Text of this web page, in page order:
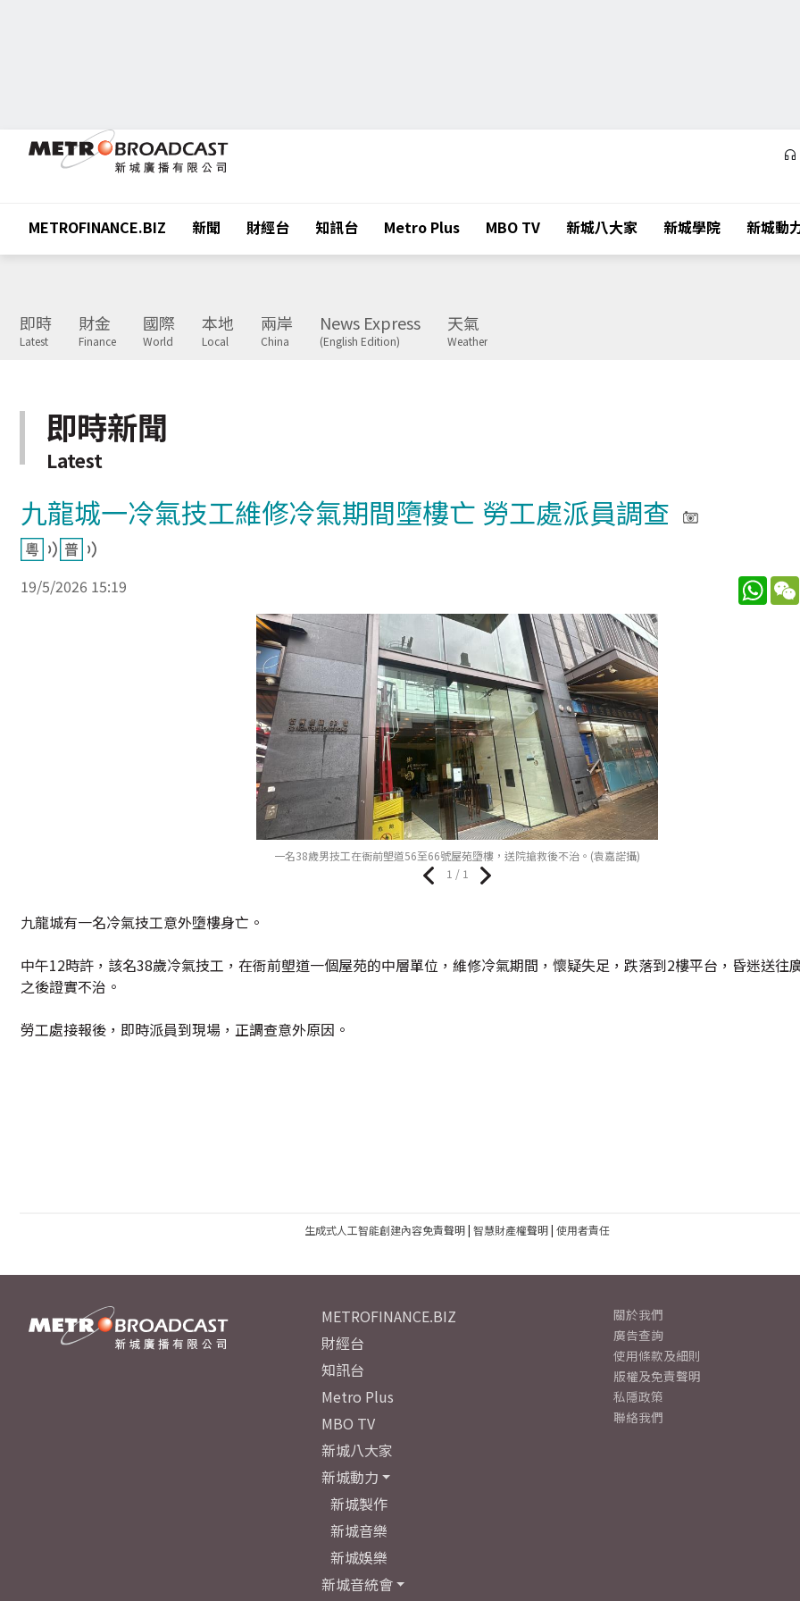
METROFINANCE.BIZ 新聞 財經台 知訊台 Metro Plus MBO TV 新城八大家 新城學院 新城動
即時
Latest
財金
Finance
國際
World
本地
Local
兩岸
China
News Express
(English Edition)
天氣
Weather
即時新聞
Latest
九龍城一冷氣技工維修冷氣期間墮樓亡 勞工處派員調查
19/5/2026 15:19
一名38歲男技工在衙前塱道56至66號屋苑墮樓，送院搶救後不治。(袁嘉諾攝)
1 / 1
九龍城有一名冷氣技工意外墮樓身亡。
中午12時許，該名38歲冷氣技工，在衙前塱道一個屋苑的中層單位，維修冷氣期間，懷疑失足，跌落到2樓平台，昏迷送往
之後證實不治。
勞工處接報後，即時派員到現場，正調查意外原因。
生成式人工智能創建內容免責聲明| 智慧財產權聲明| 使用者責任
METROFINANCE.BIZ
財經台
知訊台
Metro Plus
MBO TV
新城八大家
新城動力
新城製作
新城音樂
新城娛樂
新城音統會
關於我們
廣告查詢
使用條款及細則
版權及免責聲明
私隱政策
聯絡我們